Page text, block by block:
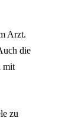
Arzt.
die
mit
zu